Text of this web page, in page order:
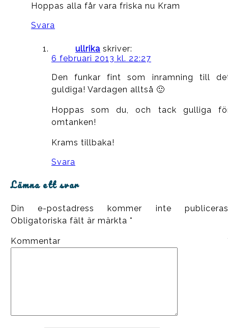
Hoppas alla får vara friska nu Kram
Svara
ullrika skriver:
6 februari 2013 kl. 22:27
Den funkar fint som inramning till
guldiga! Vardagen alltså 🙂
Hoppas som du, och tack gulliga
omtanken!
Krams tillbaka!
Svara
Lämna ett svar
Din e-postadress kommer inte
Obligatoriska fält är märkta *
Kommentar